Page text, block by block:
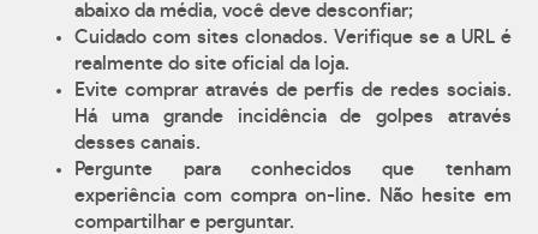
abaixo da média, você deve desconfiar;
Cuidado com sites clonados. Verifique se a URL é
realmente do site oficial da loja.
Evite comprar através de perfis de redes sociais.
Há uma grande incidência de golpes através
desses canais.
Pergunte para conhecidos que tenham
experiência com compra on-line. Não hesite em
compartilhar e perguntar.